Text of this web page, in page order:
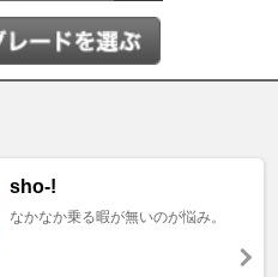
sho-!
なかなか乗る暇が無いのが悩み。